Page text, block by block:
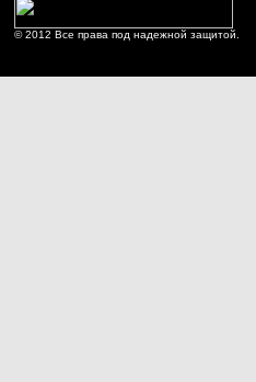
© 2012 Все права под надежной защитой.